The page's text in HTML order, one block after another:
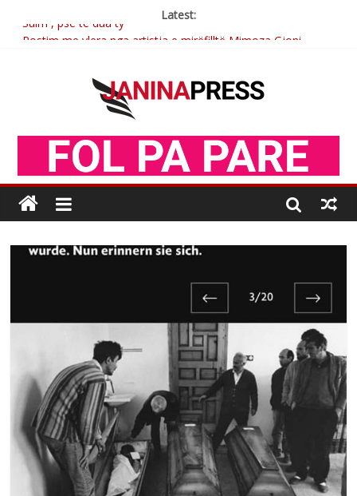
Latest:
Postim me vlera nga artistja e mirëfilltë Mimoza Gjoni
Brahim Çekaj njē veprimtar i respektuar i çeshtjës kombëtare